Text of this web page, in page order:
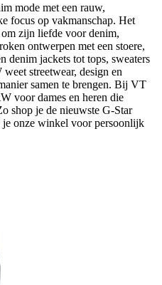
mode met een rauw,
focus op vakmanschap. Het
zijn liefde voor denim,
ontwerpen met een stoere,
denim jackets tot tops, sweaters
streetwear, design en
samen te brengen. Bij VT
voor dames en heren die
shop je de nieuwste G-Star
onze winkel voor persoonlijk